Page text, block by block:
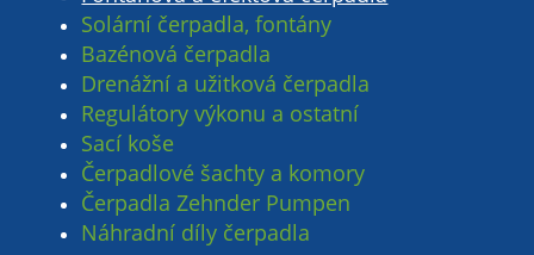
Solární čerpadla, fontány
Bazénová čerpadla
Drenážní a užitková čerpadla
Regulátory výkonu a ostatní
Sací koše
Čerpadlové šachty a komory
Čerpadla Zehnder Pumpen
Náhradní díly čerpadla